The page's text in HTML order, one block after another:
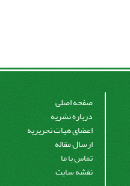
صفحه اصلی
درباره نشریه
اعضای هیات تحریریه
ارسال مقاله
تماس با ما
نقشه سایت